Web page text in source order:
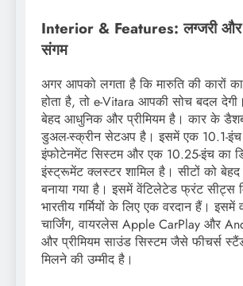
Interior & Features: लग्जरी
संगम
अगर आपको लगता है कि मारुति की कारों का
होता है, तो e-Vitara आपकी सोच बदल
बेहद आधुनिक और प्रीमियम है। कार के
डुअल-स्क्रीन सेटअप है। इसमें एक 10.1-
इंफोटेनमेंट सिस्टम और एक 10.25-इंच का
इंस्ट्रूमेंट क्लस्टर शामिल है। सीटों को
बनाया गया है। इसमें वेंटिलेटेड फ्रंट सीट्स
भारतीय गर्मियों के लिए एक वरदान हैं। इसमें
चार्जिंग, वायरलेस Apple CarPlay और
और प्रीमियम साउंड सिस्टम जैसे फीचर्स
मिलने की उम्मीद है।